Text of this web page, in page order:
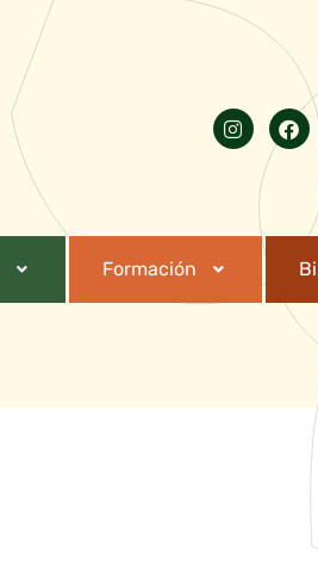
Formación